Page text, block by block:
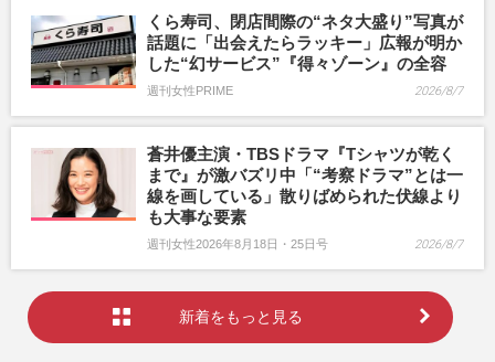
くら寿司、閉店間際の“ネタ大盛り”写真が
話題に「出会えたらラッキー」広報が明か
した“幻サービス”『得々ゾーン』の全容
週刊女性PRIME 2026/8/7
蒼井優主演・TBSドラマ『Tシャツが乾く
まで』が激バズリ中「“考察ドラマ”とは一
線を画している」散りばめられた伏線より
も大事な要素
週刊女性2026年8月18日・25日号 2026/8/7
新着をもっと見る